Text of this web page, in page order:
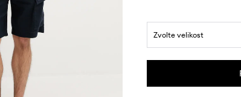
Zvolte velikost